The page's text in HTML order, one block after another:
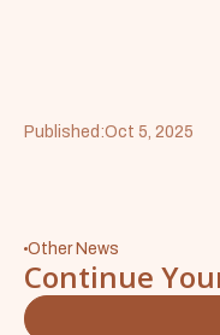
Published:Oct 5, 2025
Other News
Continue